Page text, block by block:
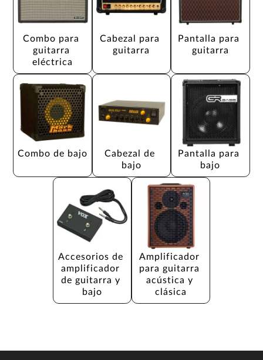
Combo para
guitarra
eléctrica
Cabezal para
guitarra
Pantalla para
guitarra
Combo de bajo
Cabezal de
bajo
Pantalla para
bajo
Accesorios de
amplificador
de guitarra y
bajo
Amplificador
para guitarra
acústica y
clásica